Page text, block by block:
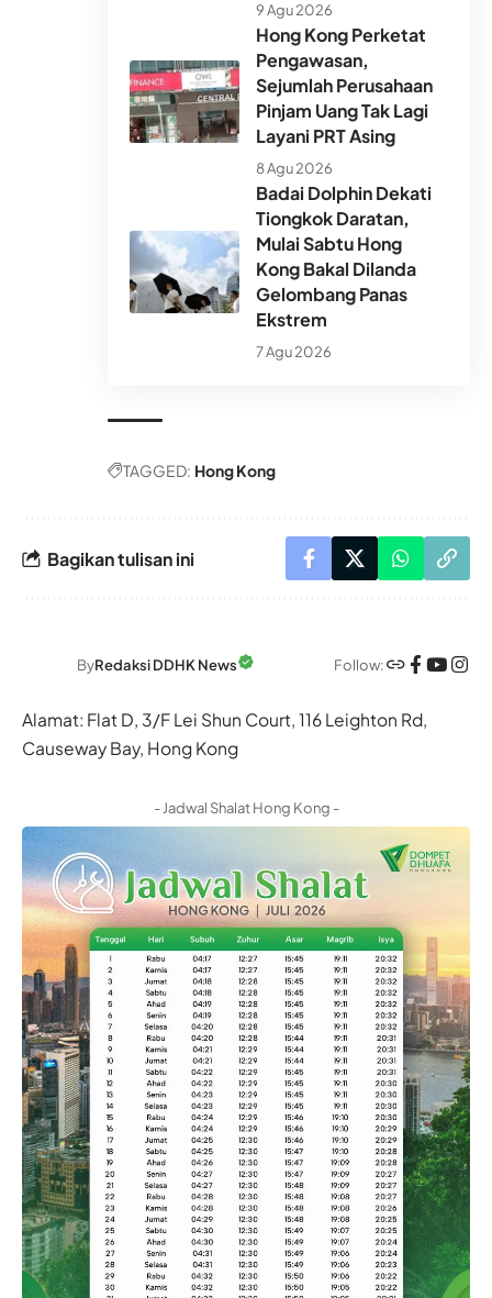
9 Agu 2026
Hong Kong Perketat
Pengawasan,
Sejumlah Perusahaan
Pinjam Uang Tak Lagi
Layani PRT Asing
8 Agu 2026
Badai Dolphin Dekati
Tiongkok Daratan,
Mulai Sabtu Hong
Kong Bakal Dilanda
Gelombang Panas
Ekstrem
7 Agu 2026
TAGGED: Hong Kong
Bagikan tulisan ini
ByRedaksi DDHK News Follow:
Alamat: Flat D, 3/F Lei Shun Court, 116 Leighton Rd,
Causeway Bay, Hong Kong
- Jadwal Shalat Hong Kong -